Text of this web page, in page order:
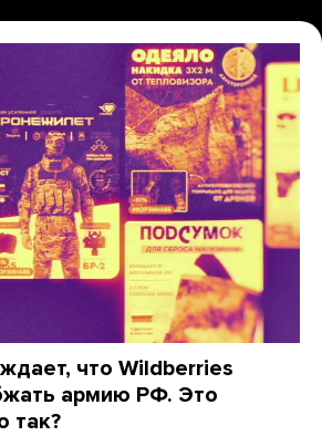
что Wildberries
армию РФ. Это
так?